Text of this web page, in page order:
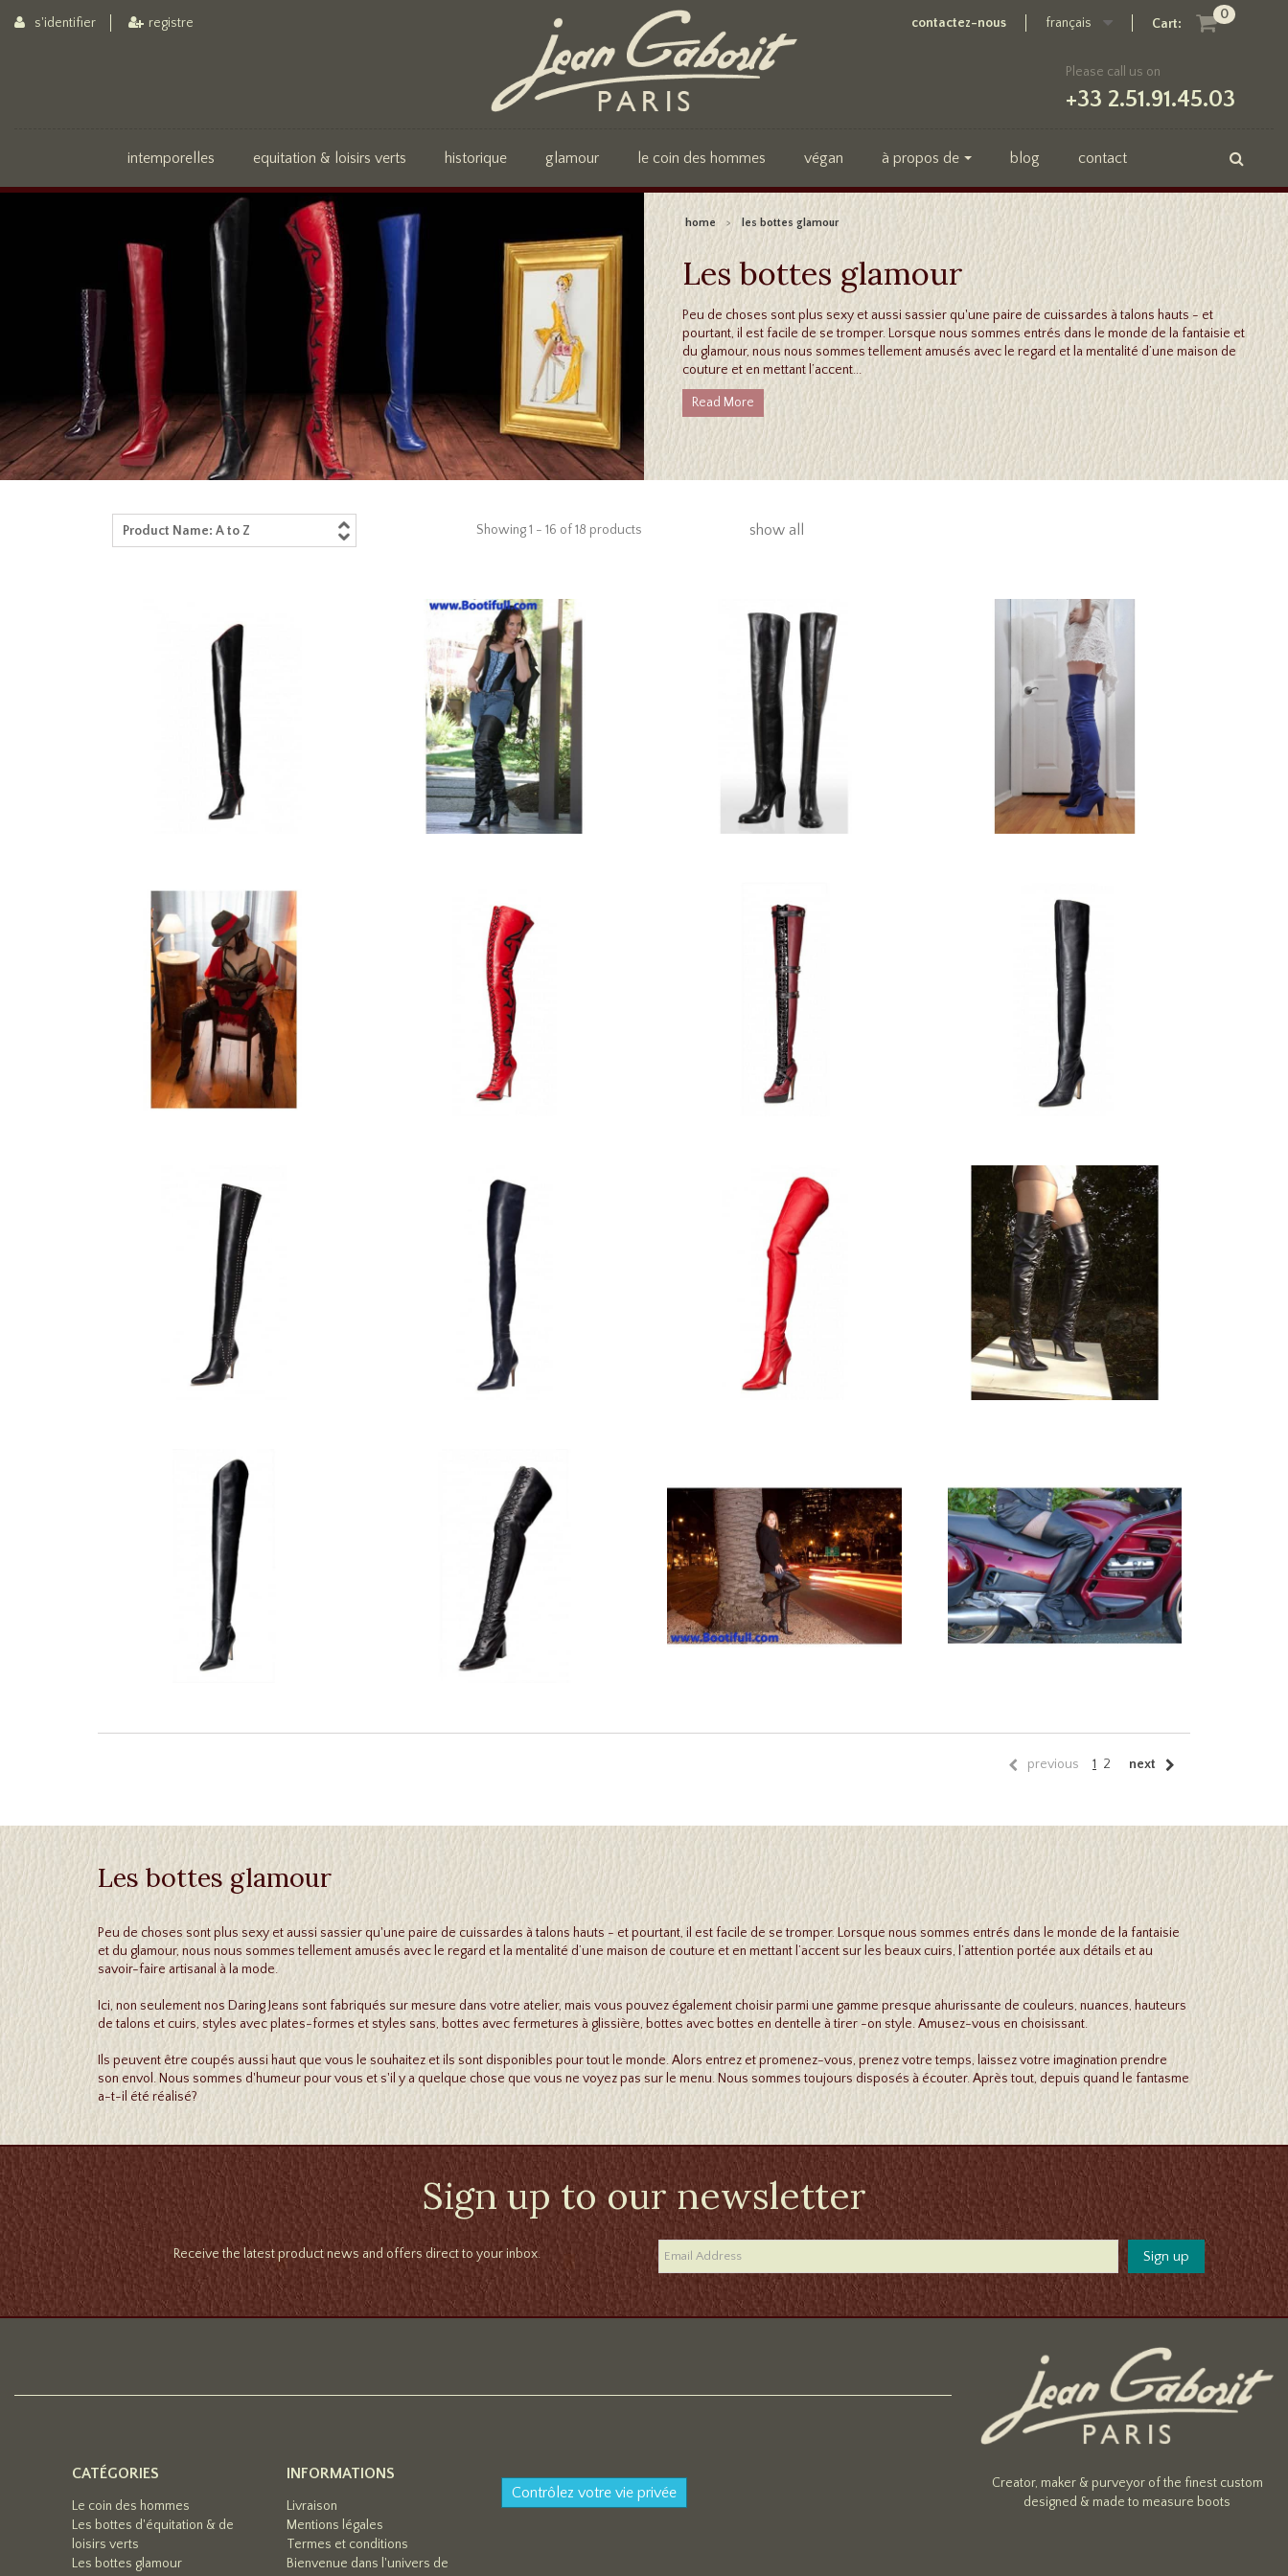
Cart:
0
français
s'identifier registre contactez-nous
Please call us on
+33 2.51.91.45.03
intemporelles equitation & loisirs verts historique glamour le coin des hommes végan à propos de blog contact
home > les bottes glamour
Les bottes glamour
Peu de choses sont plus sexy et aussi sassier qu'une paire de cuissardes à talons hauts - et
pourtant, il est facile de se tromper. Lorsque nous sommes entrés dans le monde de la fantaisie et
du glamour, nous nous sommes tellement amusés avec le regard et la mentalité d’une maison de
couture et en mettant l’accent...
Read More
Product Name: A to Z Showing 1 - 16 of 18 products show all
previous 1 2 next
Les bottes glamour
Peu de choses sont plus sexy et aussi sassier qu'une paire de cuissardes à talons hauts - et pourtant, il est facile de se tromper. Lorsque nous sommes entrés dans le monde de la fantaisie
et du glamour, nous nous sommes tellement amusés avec le regard et la mentalité d’une maison de couture et en mettant l’accent sur les beaux cuirs, l’attention portée aux détails et au
savoir-faire artisanal à la mode.
Ici, non seulement nos Daring Jeans sont fabriqués sur mesure dans votre atelier, mais vous pouvez également choisir parmi une gamme presque ahurissante de couleurs, nuances, hauteurs
de talons et cuirs, styles avec plates-formes et styles sans, bottes avec fermetures à glissière, bottes avec bottes en dentelle à tirer -on style. Amusez-vous en choisissant.
Ils peuvent être coupés aussi haut que vous le souhaitez et ils sont disponibles pour tout le monde. Alors entrez et promenez-vous, prenez votre temps, laissez votre imagination prendre
son envol. Nous sommes d'humeur pour vous et s'il y a quelque chose que vous ne voyez pas sur le menu. Nous sommes toujours disposés à écouter. Après tout, depuis quand le fantasme
a-t-il été réalisé?
Sign up to our newsletter
Receive the latest product news and offers direct to your inbox.
Creator, maker & purveyor of the finest custom
designed & made to measure boots
CATÉGORIES
Le coin des hommes
Les bottes d'équitation & de
loisirs verts
Les bottes glamour
INFORMATIONS
Livraison
Mentions légales
Termes et conditions
Bienvenue dans l'univers de
Contrôlez votre vie privée